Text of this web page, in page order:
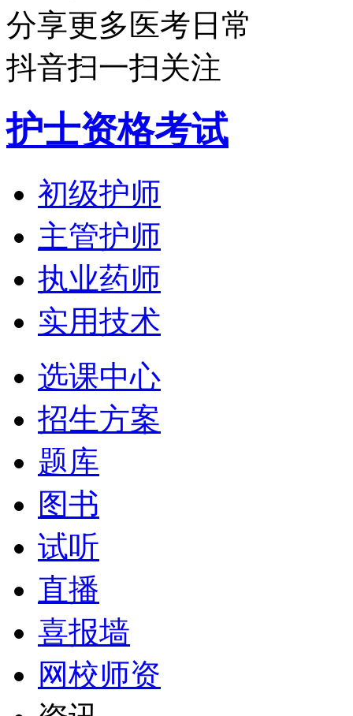
分享更多医考日常
抖音扫一扫关注
护士资格考试
初级护师
主管护师
执业药师
实用技术
选课中心
招生方案
题库
图书
试听
直播
喜报墙
网校师资